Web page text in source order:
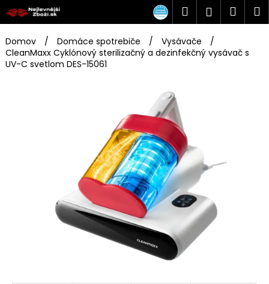
na
obsah
Hľadať
Domov / Domáce spotrebiče / Vysávače
/
CleanMaxx Cyklónový sterilizačný a dezinfekčný vysávač s
UV-C svetlom DES-15061
K
o
š
k Č